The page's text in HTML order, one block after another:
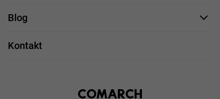
C++
Comarch Careers
Blog
Praca w IT
Kontakt